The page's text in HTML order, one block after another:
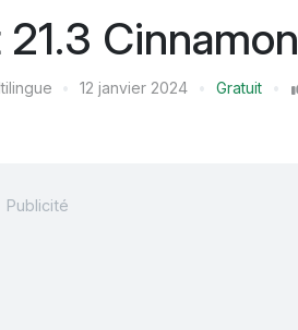
Cinnamon
12 janvier 2024
Gratuit